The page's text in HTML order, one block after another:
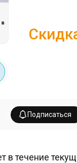
Подписаться
в течение